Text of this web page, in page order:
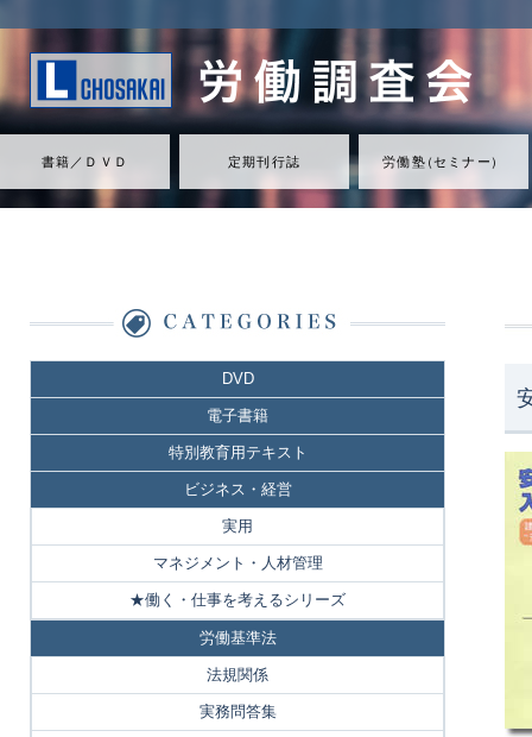
書籍／ＤＶＤ 定期刊行誌 労働塾（セミナ ー ）
DVD
電子書籍
特別教育用テキスト
ビジネス・経営
実用
マネジメント・人材管理
★働く・仕事を考えるシリーズ
労働基準法
法規関係
実務問答集